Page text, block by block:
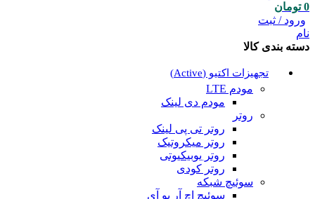
0 تومان
ورود / ثبت
نام
دسته بندی کالا
تجهیزات اکتیو (Active)
مودم LTE
مودم دی لینک
روتر
روتر تی پی لینک
روتر میکروتیک
روتر یوبیکیوتی
روتر کودی
سوئیچ شبکه
سوئیچ اچ آر یو آی